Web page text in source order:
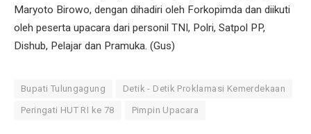
Maryoto Birowo, dengan dihadiri oleh Forkopimda dan diikuti
oleh peserta upacara dari personil TNI, Polri, Satpol PP,
Dishub, Pelajar dan Pramuka. (Gus)
Bupati Tulungagung Detik - Detik Proklamasi Kemerdekaan
Peringati HUT RI ke 78 Pimpin Upacara